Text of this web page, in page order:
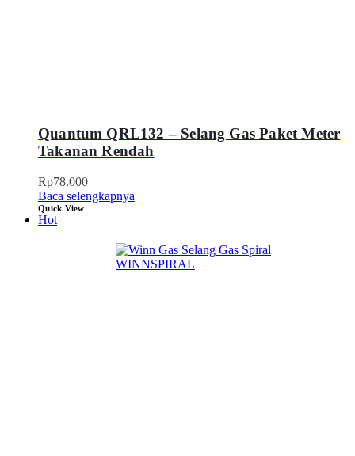
Quantum QRL132 – Selang Gas Paket Meter
Takanan Rendah
Rp78.000
Baca selengkapnya
Quick View
Hot